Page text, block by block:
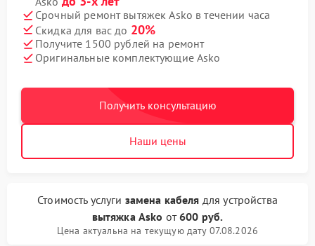
Срочный ремонт вытяжек Asko в течении часа
Скидка для вас до 20%
Получите 1500 рублей на ремонт
Оригинальные комплектующие Asko
Получить консультацию
Наши цены
Стоимость услуги замена кабеля для устройства
вытяжка Asko от600 руб.
Цена актуальна на текущую дату 07.08.2026